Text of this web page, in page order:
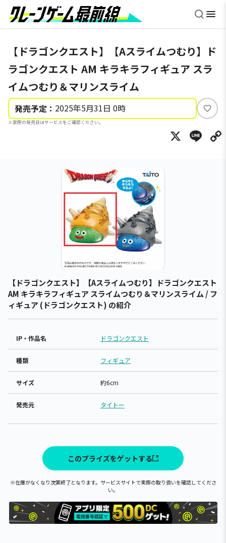
【ドラゴンクエスト】【Aスライムつむり】ド
ラゴンクエスト AM キラキラフィギュア スラ
イムつむり＆マリンスライム
発売予定： 2025年5月31日 0時
※実際の発売日はサービスをご確認ください。
い
ね
X
【ドラゴンクエスト】【Aスライムつむり】ドラゴンクエスト
AM キラキラフィギュア スライムつむり＆マリンスライム / フ
ィギュア (ドラゴンクエスト) の紹介
IP・作品名 ドラゴンクエスト
種類 フィギュア
サイズ 約6cm
発売元 タイトー
このプライズをゲットする
※在庫がなくなり次第終了となります。サービスサイトで実際の取り扱いを確認してくださ
い。